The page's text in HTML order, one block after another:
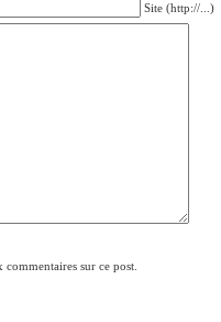
Site (http://...)
sur ce post.